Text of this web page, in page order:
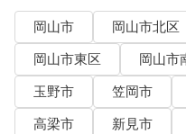
岡山市 岡山市北区
岡山市東区
岡山市
玉野市
笠岡市
高梁市
新見市